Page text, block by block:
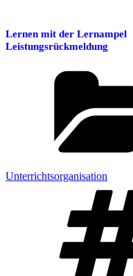
Lernen mit der Lernampel
Leistungsrückmeldung
Unterrichtsorganisation